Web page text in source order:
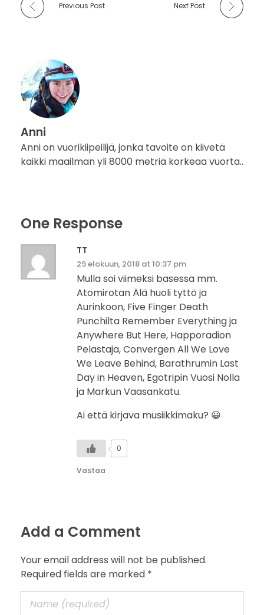
Previous Post Next Post
Anni
Anni on vuorikiipeilijä, jonka tavoite on kiivetä
kaikki maailman yli 8000 metriä korkeaa vuorta..
One Response
TT
29 elokuun, 2018 at 10:37 pm
Mulla soi viimeksi basessa mm.
Atomirotan Älä huoli tyttö ja
Aurinkoon, Five Finger Death
Punchilta Remember Everything ja
Anywhere But Here, Happoradion
Pelastaja, Convergen All We Love
We Leave Behind, Barathrumin Last
Day in Heaven, Egotripin Vuosi Nolla
ja Markun Vaasankatu.
Ai että kirjava musiikkimaku? 😀
0
Vastaa
Add a Comment
Your email address will not be published.
Required fields are marked *